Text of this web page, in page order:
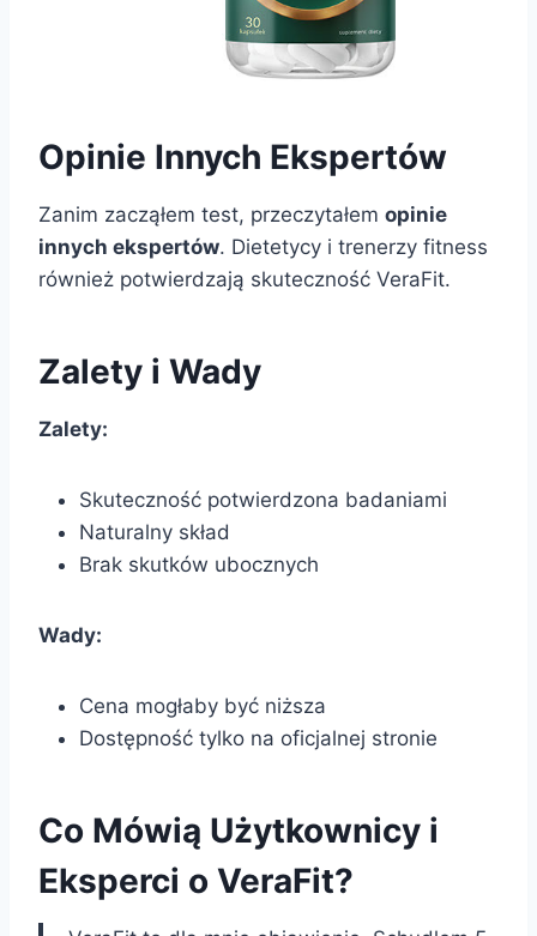
Opinie Innych Ekspertów
Zanim zacząłem test, przeczytałem opinie
innych ekspertów. Dietetycy i trenerzy fitness
również potwierdzają skuteczność VeraFit.
Zalety i Wady
Zalety:
Skuteczność potwierdzona badaniami
Naturalny skład
Brak skutków ubocznych
Wady:
Cena mogłaby być niższa
Dostępność tylko na oficjalnej stronie
Co Mówią Użytkownicy i
Eksperci o VeraFit?